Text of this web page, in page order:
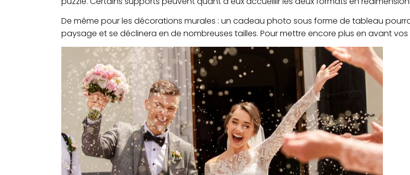
De même pour les décorations murales : un cadeau photo sous forme de tableau
paysage et se déclinera en de nombreuses tailles. Pour mettre encore plus en avant